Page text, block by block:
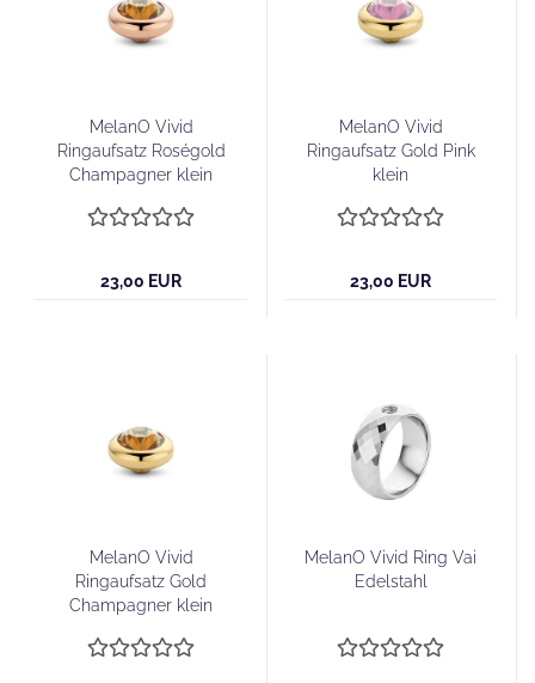
MelanO Vivid
Ringaufsatz Roségold
Champagner klein
23,00 EUR
MelanO Vivid
Ringaufsatz Gold Pink
klein
23,00 EUR
MelanO Vivid
Ringaufsatz Gold
Champagner klein
MelanO Vivid Ring Vai
Edelstahl